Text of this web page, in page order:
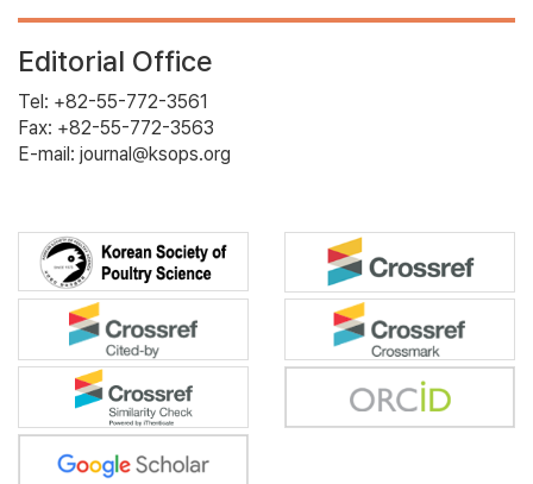
Editorial Office
Tel: +82-55-772-3561
Fax: +82-55-772-3563
E-mail: journal@ksops.org